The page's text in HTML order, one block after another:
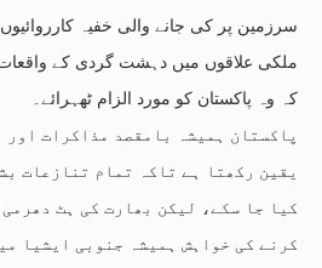
سرزمین پر کی جانے والی خفیہ
ملکی علاقوں میں دہشت گردی کے
کہ وہ پاکستان کو مورد الزام ٹھہرائے۔
پاکستان ہمیشہ بامقصد مذاکرات اور
یقین رکھتا ہے تاکہ تمام تنازعات
کیا جا سکے، لیکن بھارت کی ہٹ
کرنے کی خواہش ہمیشہ جنوبی ایشیا